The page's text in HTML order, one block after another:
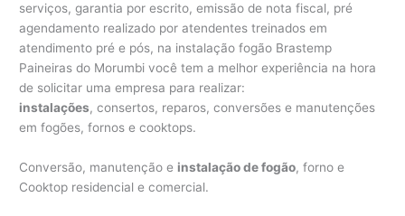
serviços, garantia por escrito, emissão de nota fiscal, pré
agendamento realizado por atendentes treinados em
atendimento pré e pós, na instalação fogão Brastemp
Paineiras do Morumbi você tem a melhor experiência na hora
de solicitar uma empresa para realizar:
instalações, consertos, reparos, conversões e manutenções
em fogões, fornos e cooktops.
Conversão, manutenção​ e instalação de fogão, forno e
Cooktop residencial e comercial.